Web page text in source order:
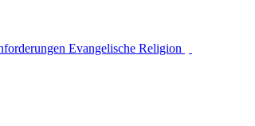
Evangelische Religion